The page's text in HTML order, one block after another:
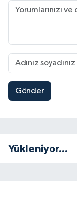
Gönder
Yükleniyor...